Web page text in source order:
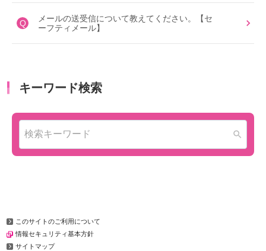
Q
メールの送受信について教えてください。【セ
ーフティメール】
このサイトのご利用について
情報セキュリティ基本方針
サイトマップ